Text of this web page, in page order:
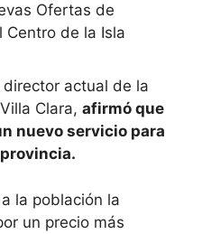
Ofertas de
Centro de la Isla
actual de la
Clara, afirmó que
nuevo servicio para
la población la
un precio más